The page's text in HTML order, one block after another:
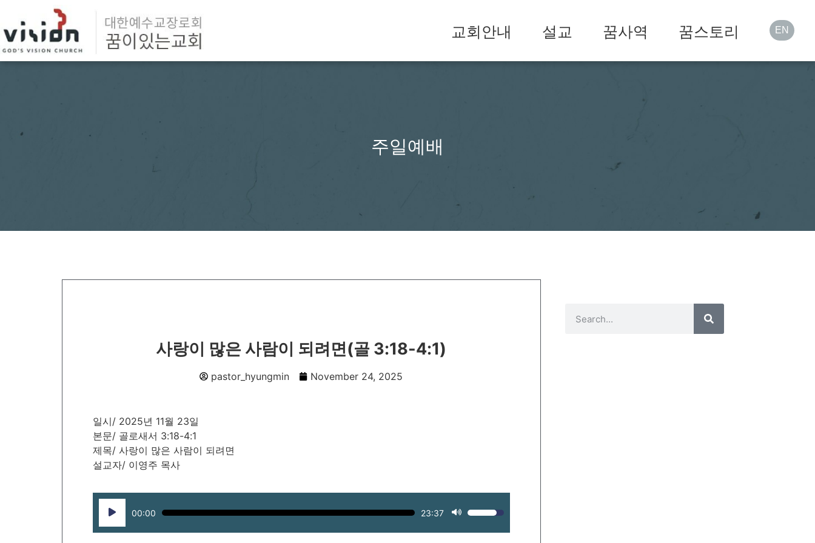
교회안내 설교 꿈사역 꿈스토리 EN
주일예배
사랑이 많은 사람이 되려면(골 3:18-4:1)
pastor_hyungmin November 24, 2025
일시/ 2025년 11월 23일
본문/ 골로새서 3:18-4:1
제목/ 사랑이 많은 사람이 되려면
설교자/ 이영주 목사
Audio
Player
00:00 23:37
Use
Up/Down